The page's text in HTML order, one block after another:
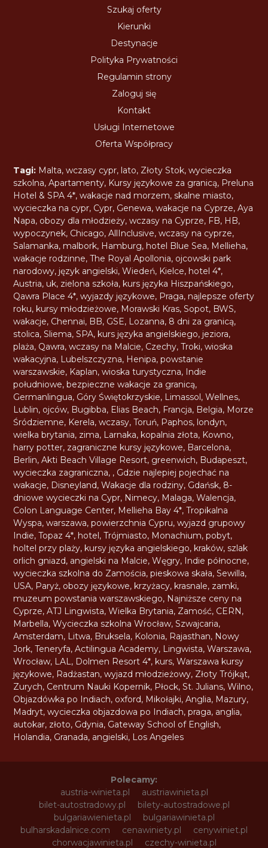
Szukaj oferty
Kierunki
Destynacje
Polityka Prywatności
Regulamin strony
Zaloguj się
Kontakt
Usługi Internetowe
Oferta Współpracy
Tagi: Malta,wczasy cypr, lato, Złoty Stok,wycieczka
szkolna,Apartamenty, Kursy językowe za granicą, Preluna
Hotel & SPA 4*,wakacje nad morzem,skalne miasto,
wycieczka na cypr, Cypr, Genewa,wakacje na Cyprze,Aya
Napa, obozy dla młodzieży,wczasy na Cyprze, FB, HB,
wypoczynek, Chicago,AllInclusive,wczasy na cyprze,
Salamanka, malbork, Hamburg, hotel Blue Sea, Mellieha,
wakacje rodzinne,The Royal Apollonia, ojcowski park
narodowy, język angielski,Wiedeń, Kielce, hotel 4*,
Austria, uk, zielona szkoła, kurs języka Hiszpańskiego,
Qawra Place 4*,wyjazdy językowe, Praga, najlepsze oferty
roku, kursy młodzieżowe, Morawski Kras,Sopot, BWS,
wakacje, Chennai, BB, GSE, Lozanna, 8 dni za granicą,
stolica,Sliema,SPA, kurs języka angielskiego, jeziora,
plaża, Qawra,wczasy na Malcie, Czechy,Troki,wioska
wakacyjna, Lubelszczyzna, Henipa,powstanie
warszawskie, Kaplan,wioska turystyczna, Indie
południowe,bezpieczne wakacje za granicą,
Germanlingua, Góry Świętokrzyskie, Limassol,Wellnes,
Lublin, ojców, Bugibba, Elias Beach, Francja, Belgia, Morze
Śródziemne, Kerela,wczasy,Toruń, Paphos, londyn,
wielka brytania, zima, Larnaka, kopalnia złota, Kowno,
harry potter, zagraniczne kursy językowe, Barcelona,
Berlin,Akti Beach Village Resort, greenwich, Budapeszt,
wycieczka zagraniczna, , Gdzie najlepiej pojechać na
wakacje, Disneyland,Wakacje dla rodziny, Gdańsk, 8-
dniowe wycieczki na Cypr, Nimecy, Malaga,Walencja,
Colon Language Center, Mellieha Bay 4*,Tropikalna
Wyspa,warszawa,powierzchnia Cypru,wyjazd grupowy
Indie,Topaz 4*, hotel,Trójmiasto, Monachium,pobyt,
holtel przy plaży, kursy języka angielskiego, kraków,szlak
orlich gniazd, angielski na Malcie,Węgry, Indie północne,
wycieczka szkolna do Zamościa,pieskowa skała,Sewilla,
USA, Paryż, obozy językowe, krzyżacy, krasnale, zamki,
muzeum powstania warszawskiego, Najniższe ceny na
Cyprze,ATJ Lingwista,Wielka Brytania, Zamość, CERN,
Marbella,Wycieczka szkolna Wrocław,Szwajcaria,
Amsterdam, Litwa, Bruksela, Kolonia, Rajasthan, Nowy
Jork,Teneryfa,Actilingua Academy, Lingwista,Warszawa,
Wrocław, LAL, Dolmen Resort 4*, kurs,Warszawa kursy
językowe, Radżastan,wyjazd młodzieżowy, Złoty Trójkąt,
Zurych, Centrum Nauki Kopernik, Płock,St. Julians,Wilno,
Objazdówka po Indiach, oxford, Mikołajki,Anglia, Mazury,
Madryt,wycieczka objazdowa po Indiach,praga, anglia,
autokar, złoto, Gdynia, Gateway School of English,
Holandia, Granada, angielski, Los Angeles
Polecamy:
austria-winieta.pl
austriawinieta.pl
bilet-autostradowy.pl
bilety-autostradowe.pl
bulgariawienieta.pl
bulgariawinieta.pl
bulharskadalnice.com
cenawiniety.pl
cenywiniet.pl
chorwacjawinieta.pl
czechy-winieta.pl